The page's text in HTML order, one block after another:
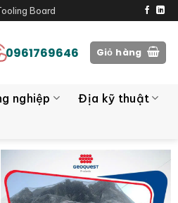
Board
0961769646 Giỏ hàng
nghiệp
Địa kỹ thuật